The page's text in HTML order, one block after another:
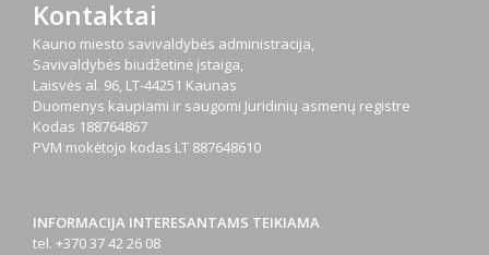
Kontaktai
Kauno miesto savivaldybės administracija,
Savivaldybės biudžetinė įstaiga,
Laisvės al. 96, LT-44251 Kaunas
Duomenys kaupiami ir saugomi Juridinių asmenų registre
Kodas 188764867
PVM mokėtojo kodas LT 887648610
INFORMACIJA INTERESANTAMS TEIKIAMA
tel. +370 37 42 26 08